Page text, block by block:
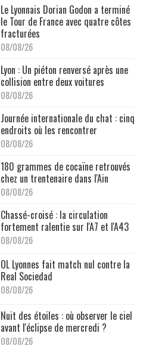
Le Lyonnais Dorian Godon a terminé
le Tour de France avec quatre côtes
fracturées
08/08/26
Lyon : Un piéton renversé après une
collision entre deux voitures
08/08/26
Journée internationale du chat : cinq
endroits où les rencontrer
08/08/26
180 grammes de cocaïne retrouvés
chez un trentenaire dans l'Ain
08/08/26
Chassé-croisé : la circulation
fortement ralentie sur l'A7 et l'A43
08/08/26
OL Lyonnes fait match nul contre la
Real Sociedad
08/08/26
Nuit des étoiles : où observer le ciel
avant l'éclipse de mercredi ?
08/08/26